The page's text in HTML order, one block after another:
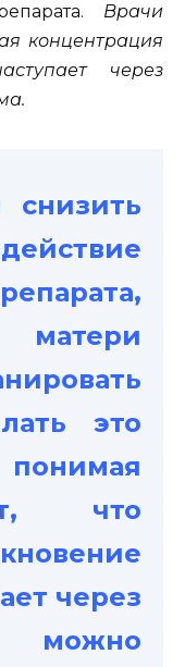
Врачи
концентрация
через
снизить
это
что
через
можно